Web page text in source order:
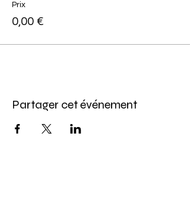
Prix
0,00 €
Partager cet événement